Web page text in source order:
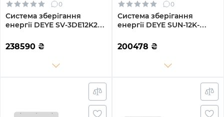
0
Система зберігання
енергії DEYE SV-3DE12K2-
4BAT LiFePO4 ≥6000
циклів (SV-3DE12K2-
238590 ₴
0
Система зберігання
енергії DEYE SUN-12K-
LFP-W 12000W 15.36kh
3BAT LiFePO4 6000 циклів
200478 ₴